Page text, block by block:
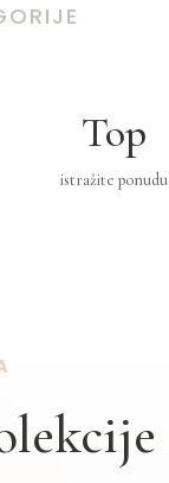
Top
istražite ponudu